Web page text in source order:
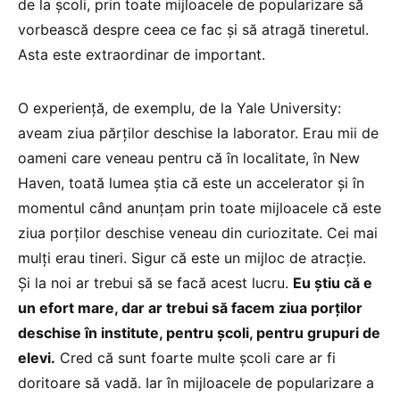
de la școli, prin toate mijloacele de popularizare să
vorbească despre ceea ce fac și să atragă tineretul.
Asta este extraordinar de important.
O experiență, de exemplu, de la Yale University:
aveam ziua părților deschise la laborator. Erau mii de
oameni care veneau pentru că în localitate, în New
Haven, toată lumea știa că este un accelerator și în
momentul când anunțam prin toate mijloacele că este
ziua porților deschise veneau din curiozitate. Cei mai
mulți erau tineri. Sigur că este un mijloc de atracție.
Și la noi ar trebui să se facă acest lucru. Eu știu că e
un efort mare, dar ar trebui să facem ziua porților
deschise în institute, pentru școli, pentru grupuri de
elevi. Cred că sunt foarte multe școli care ar fi
doritoare să vadă. Iar în mijloacele de popularizare a